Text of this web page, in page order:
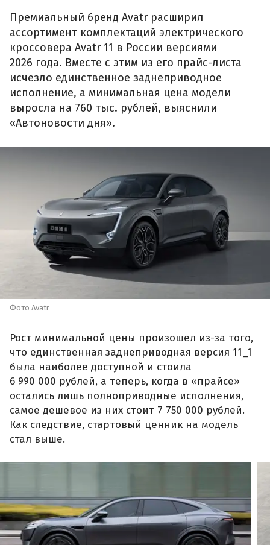
Премиальный бренд Avatr расширил
ассортимент комплектаций электрического
кроссовера Avatr 11 в России версиями
2026 года. Вместе с этим из его прайс-листа
исчезло единственное заднеприводное
исполнение, а минимальная цена модели
выросла на 760 тыс. рублей, выяснили
«Автоновости дня».
Фото Avatr
Рост минимальной цены произошел из-за того,
что единственная заднеприводная версия 11_1
была наиболее доступной и стоила
6 990 000 рублей, а теперь, когда в «прайсе»
остались лишь полноприводные исполнения,
самое дешевое из них стоит 7 750 000 рублей.
Как следствие, стартовый ценник на модель
стал выше.